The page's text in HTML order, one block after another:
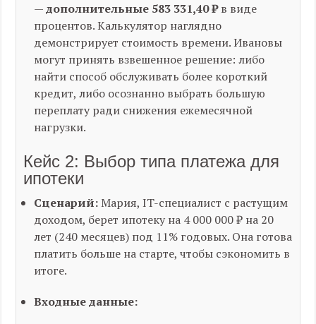
—дополнительные 583 331,40 ₽в виде
процентов. Калькулятор наглядно
демонстрирует стоимость времени. Ивановы
могут принять взвешенное решение: либо
найти способ обслуживать более короткий
кредит, либо осознанно выбрать большую
переплату ради снижения ежемесячной
нагрузки.
Кейс 2: Выбор типа платежа для
ипотеки
Сценарий: Мария, IT-специалист с растущим
доходом, берет ипотеку на 4 000 000 ₽ на 20
лет (240 месяцев) под 11% годовых. Она готова
платить больше на старте, чтобы сэкономить в
итоге.
Входные данные: